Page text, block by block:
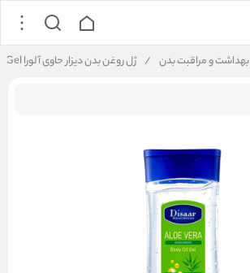
بهداشت و مراقبت بدن / ژل روغن بدن دیزار حاوی آلورا Disaar Aloe Vera Body Oil Gel